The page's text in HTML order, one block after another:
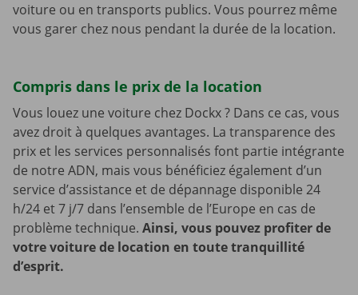
voiture ou en transports publics. Vous pourrez même
vous garer chez nous pendant la durée de la location.
Compris dans le prix de la location
Vous louez une voiture chez Dockx ? Dans ce cas, vous
avez droit à quelques avantages. La transparence des
prix et les services personnalisés font partie intégrante
de notre ADN, mais vous bénéficiez également d’un
service d’assistance et de dépannage disponible 24
h/24 et 7 j/7 dans l’ensemble de l’Europe en cas de
problème technique. Ainsi, vous pouvez profiter de
votre voiture de location en toute tranquillité
d’esprit.